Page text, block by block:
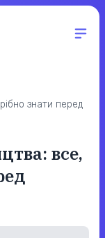
знати перед
все,